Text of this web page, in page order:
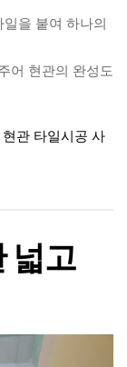
을 붙여 하나의
어 현관의 완성도
관 타일시공 사
넓고